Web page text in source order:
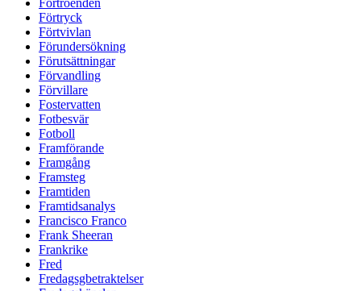
Förtryck
Förtvivlan
Förundersökning
Förutsättningar
Förvandling
Förvillare
Fostervatten
Fotbesvär
Fotboll
Framförande
Framgång
Framsteg
Framtiden
Framtidsanalys
Francisco Franco
Frank Sheeran
Frankrike
Fred
Fredagsgbetraktelser